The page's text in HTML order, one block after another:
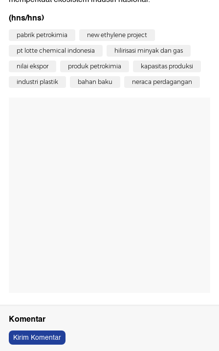
(hns/hns)
pabrik petrokimia new ethylene project
pt lotte chemical indonesia hilirisasi minyak dan gas
nilai ekspor produk petrokimia kapasitas produksi
industri plastik bahan baku neraca perdagangan
Komentar
Kirim Komentar